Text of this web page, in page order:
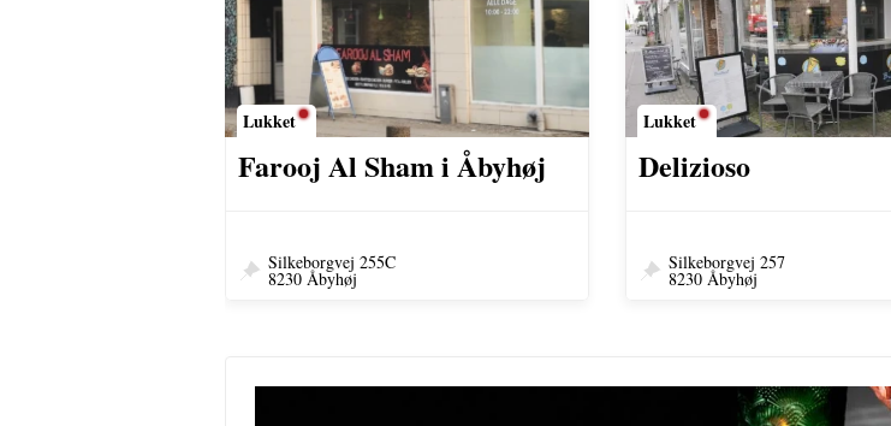
Lukket
Farooj Al Sham i Åbyhøj
Silkeborgvej 255C
8230 Åbyhøj
Lukket
Delizioso
Silkeborgvej 257
8230 Åbyhøj